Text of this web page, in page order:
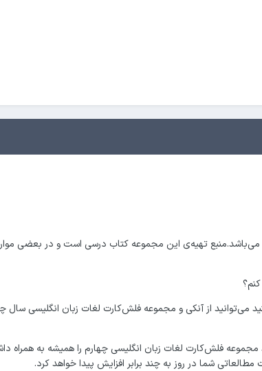
کنید می‌توانید از آنکی و مجموعه فلش‌کارت لغات زبان انگلیسی
مجموعه فلش‌کارت لغات زبان انگلیسی چهارم را همیشه به همراه
شما در روز به چند برابر افزایش پیدا خواهد کرد.